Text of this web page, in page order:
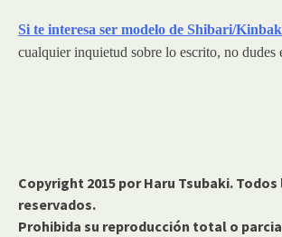
Si te interesa ser modelo de Shibari/
cualquier inquietud sobre lo escrito, no dudes
Copyright 2015 por Haru Tsubaki.
reservados.
Prohibida su reproducción total o